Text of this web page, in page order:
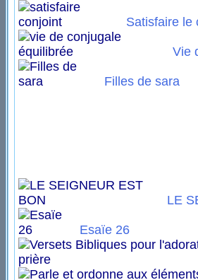
Satisfaire le
Vie
Filles de sara
LE
Esaïe 26